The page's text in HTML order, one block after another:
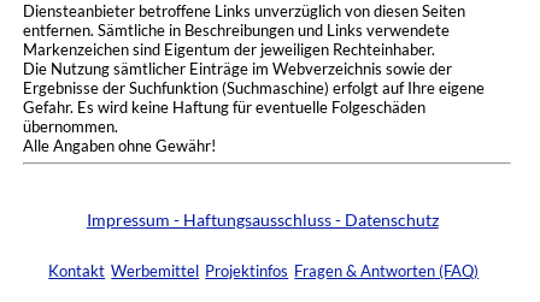
Diensteanbieter betroffene Links unverzüglich von diesen Seiten
entfernen. Sämtliche in Beschreibungen und Links verwendete
Markenzeichen sind Eigentum der jeweiligen Rechteinhaber.
Die Nutzung sämtlicher Einträge im Webverzeichnis sowie der
Ergebnisse der Suchfunktion (Suchmaschine) erfolgt auf Ihre eigene
Gefahr. Es wird keine Haftung für eventuelle Folgeschäden
übernommen.
Alle Angaben ohne Gewähr!
Impressum - Haftungsausschluss - Datenschutz
Kontakt Werbemittel Projektinfos Fragen & Antworten (FAQ)